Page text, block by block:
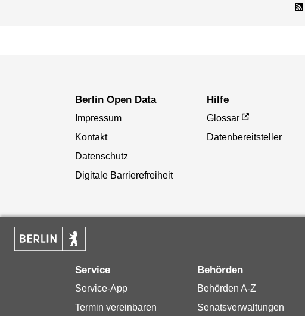
Berlin Open Data
Impressum
Kontakt
Datenschutz
Digitale Barrierefreiheit
Hilfe
Glossar
Datenbereitsteller
Service
Service-App
Termin vereinbaren
Behörden
Behörden A-Z
Senatsverwaltungen